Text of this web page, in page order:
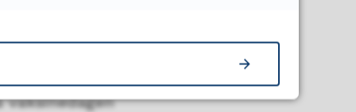
vaksinedagen